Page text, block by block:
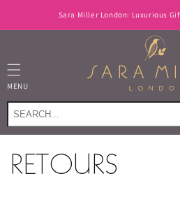
au
Sara Miller London: Luxurious
MENU
RETOURS